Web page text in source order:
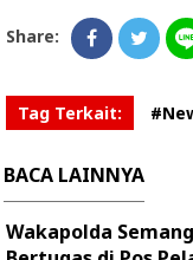
Share:
Tag Terkait:
BACA LAINNYA
Wakapolda